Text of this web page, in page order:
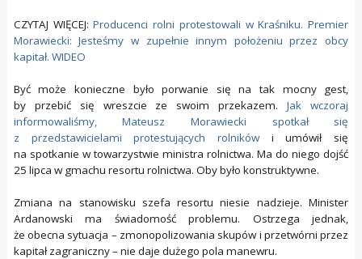
CZYTAJ WIĘCEJ:Producenci rolni protestowali w Kraśniku. Premier
Morawiecki: Jesteśmy w zupełnie innym położeniu przez obcy
kapitał. WIDEO
Być może konieczne było porwanie się na tak mocny gest,
by przebić się wreszcie ze swoim przekazem.Jak wczoraj
informowaliśmy, Mateusz Morawiecki spotkał się
z przedstawicielami protestujących rolnikówi umówił się
na spotkanie w towarzystwie ministra rolnictwa. Ma do niego dojść
25 lipca w gmachu resortu rolnictwa. Oby było konstruktywne.
Zmiana na stanowisku szefa resortu niesie nadzieje. Minister
Ardanowski ma świadomość problemu. Ostrzega jednak,
że obecna sytuacja – zmonopolizowania skupów i przetwórni przez
kapitał zagraniczny – nie daje dużego pola manewru.